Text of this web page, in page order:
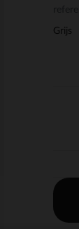
Grijs